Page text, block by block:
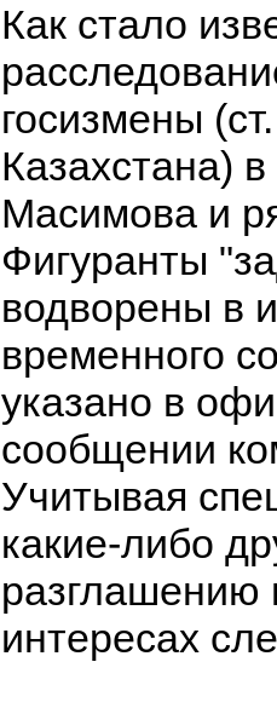
Как стало
госизмены
Казахстана)
Масимова и
Фигуранты
водворены в
временного
указано в
сообщении
Учитывая
какие-либо
разглашению
интересах